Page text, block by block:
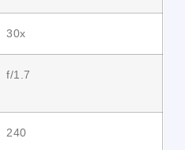
30x
f/1.7
240